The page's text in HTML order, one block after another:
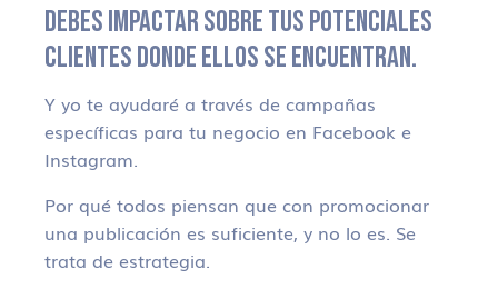
DEBES IMPACTAR SOBRE TUS POTENCIALES
CLIENTES DONDE ELLOS SE ENCUENTRAN.
Y yo te ayudaré a través de campañas
específicas para tu negocio en Facebook e
Instagram.
Por qué todos piensan que con promocionar
una publicación es suficiente, y no lo es. Se
trata de estrategia.